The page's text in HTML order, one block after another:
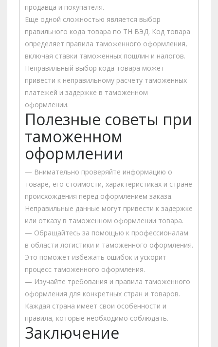
продавца и покупателя.
Еще одной сложностью является выбор
правильного кода товара по ТН ВЭД. Код товара
определяет правила таможенного оформления,
включая ставки таможенных пошлин и налогов.
Неправильный выбор кода товара может
привести к неправильному расчету таможенных
платежей и задержке в таможенном
оформлении.
Полезные советы при
таможенном
оформлении
— Внимательно проверяйте информацию о
товаре, его стоимости, характеристиках и стране
происхождения перед оформлением заказа.
Неправильные данные могут привести к задержке
или отказу в таможенном оформлении товара.
— Обращайтесь за помощью к профессионалам
в области логистики и таможенного оформления.
Это поможет избежать ошибок и ускорит
процесс таможенного оформления.
— Изучайте требования и правила таможенного
оформления для конкретных стран и товаров.
Каждая страна имеет свои особенности и
правила, которые необходимо соблюдать.
Заключение